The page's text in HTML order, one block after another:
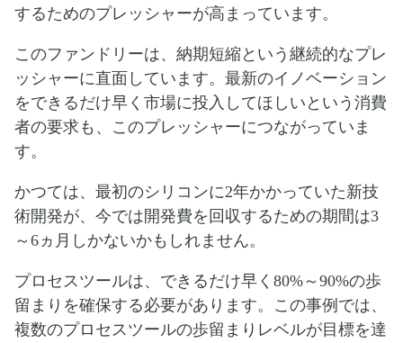
するためのプレッシャーが高まっています。
このファンドリーは、納期短縮という継続的なプレ
ッシャーに直面しています。最新のイノベーション
をできるだけ早く市場に投入してほしいという消費
者の要求も、このプレッシャーにつながっていま
す。
かつては、最初のシリコンに2年かかっていた新技
術開発が、今では開発費を回収するための期間は3
～6ヵ月しかないかもしれません。
プロセスツールは、できるだけ早く80%～90%の歩
留まりを確保する必要があります。この事例では、
複数のプロセスツールの歩留まりレベルが目標を達